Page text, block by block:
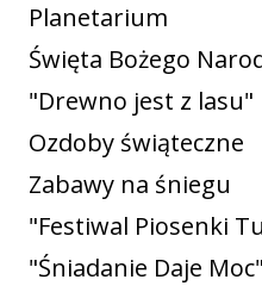
Planetarium
Święta Bożego
"Drewno jest z lasu"
Ozdoby świąteczne
Zabawy na śniegu
"Festiwal Piosenki
"Śniadanie Daje Moc"